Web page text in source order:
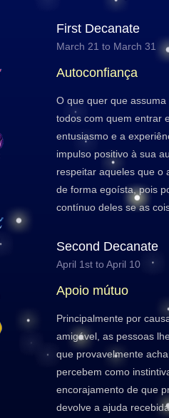
First Decanate
March 21 to March 31
Autoconfiança
O que quer que
todos com quem entrar
entusiasmo e a
impulso positivo à sua
respeitar aqueles que o
de forma egoísta, pois
contínuo deles se as
Second Decanate
April 1st to April 10
Apoio mútuo
Principalmente por
amigável, as pessoas
que provavelmente
percebem como
encorajamento de que
devolve a ajuda